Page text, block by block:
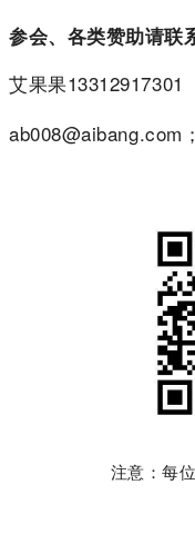
参会、各类赞助请联
艾果果13312917301
ab008@aibang.com；
注意：每